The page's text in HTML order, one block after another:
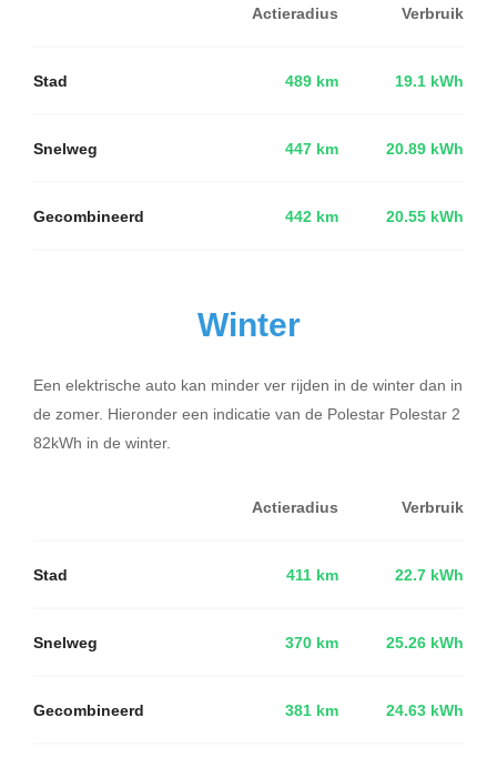
Actieradius Verbruik
Stad 489 km 19.1 kWh
Snelweg 447 km 20.89 kWh
Gecombineerd 442 km 20.55 kWh
Winter
Een elektrische auto kan minder ver rijden in de winter dan in
de zomer. Hieronder een indicatie van de Polestar Polestar 2
82kWh in de winter.
Actieradius Verbruik
Stad 411 km 22.7 kWh
Snelweg 370 km 25.26 kWh
Gecombineerd 381 km 24.63 kWh